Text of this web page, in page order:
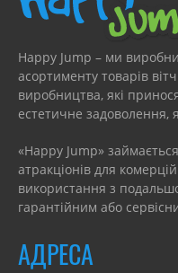
Happy Jump – ми
асортименту товарів
виробництва, які
естетичне задоволення,
«Happy Jump»
атракціонів для
використання з
гарантійним або
АДРЕСА